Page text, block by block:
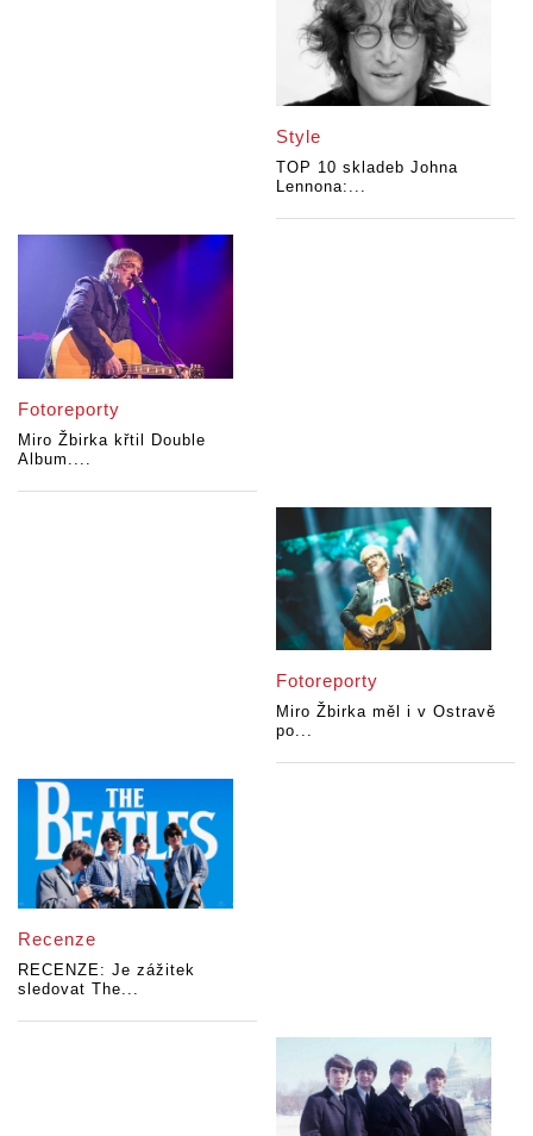
Style
TOP 10 skladeb Johna
Lennona:...
Fotoreporty
Miro Žbirka křtil Double
Album....
Fotoreporty
Miro Žbirka měl i v Ostravě
po...
Recenze
RECENZE: Je zážitek
sledovat The...